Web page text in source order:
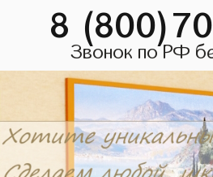
8
Звонок по РФ